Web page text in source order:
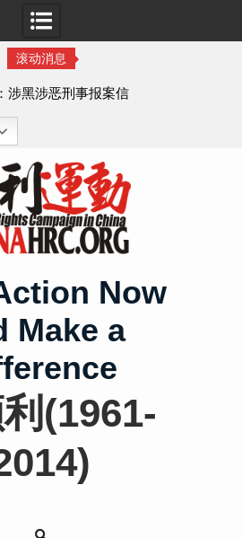
滚动消息
涉黑涉恶刑事报案信
Now
Make a
(1961-